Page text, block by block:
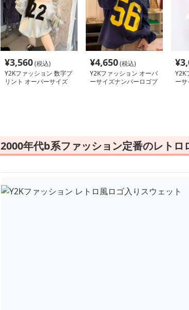
¥3,560(税込)
Y2Kファッション 数字プ
リント オーバーサイズ
¥4,650(税込)
Y2Kファッション オーバ
ーサイズナンバーロゴプ
¥
Y2K
ー
2000年代b系ファッション定番のレトロ